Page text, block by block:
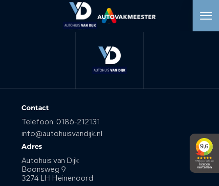
HOME
DIENSTEN
Contact
Telefoon: 0186-212131
info@autohuisvandijk.nl
Adres
Autohuis van Dijk
Boonsweg 9
3274 LH Heinenoord